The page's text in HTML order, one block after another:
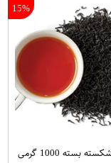
15%
چای سیاه شکسته بسته 1000 گرمی